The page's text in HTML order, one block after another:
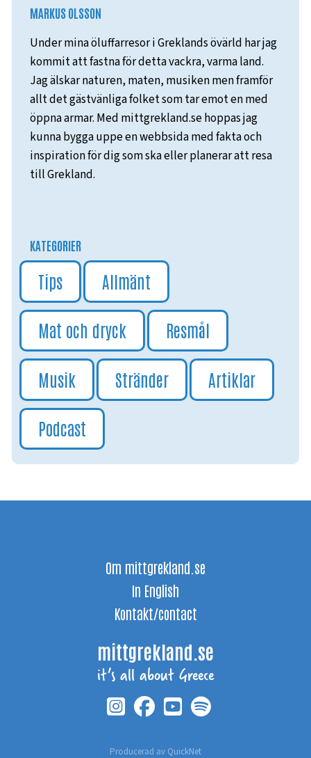
MARKUS OLSSON
Under mina öluffarresor i Greklands övärld har jag
kommit att fastna för detta vackra, varma land.
Jag älskar naturen, maten, musiken men framför
allt det gästvänliga folket som tar emot en med
öppna armar. Med mittgrekland.se hoppas jag
kunna bygga uppe en webbsida med fakta och
inspiration för dig som ska eller planerar att resa
till Grekland.
KATEGORIER
Tips Allmänt
Mat och dryck Resmål
Musik Stränder Artiklar
Podcast
Om mittgrekland.se
In English
Kontakt/contact
mittgrekland.se
it’s all about Greece
Producerad av QuickNet